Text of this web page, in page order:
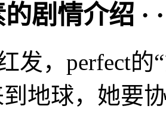
剧情介绍 · ·
，perfect的“
地球，她要